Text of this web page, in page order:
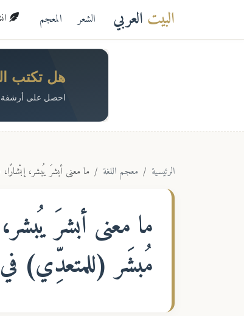
البيت العربي الشعر المعجم
هل تكتب
احصل على أرشفة
الرئيسية معجم اللغة ما معنى أبشرَ يُبشر،
ما معنىأبشرَ
مُبشَر (للمتعدِّي)